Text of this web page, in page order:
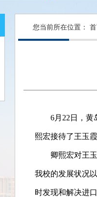
您当前所在位置：
6月 22 日 ，
熙宏接待了王玉
卿熙宏对王
我校的发展状况
时发现和解决进